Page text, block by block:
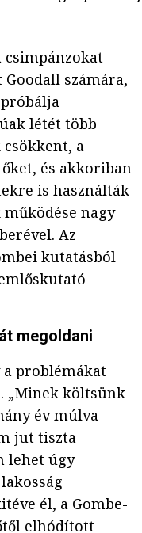
–
számára,
létét több
a
és akkoriban
is használták
nagy
Az
kutatásból
megoldani
problémákat
„Minek költsünk
év múlva
jut tiszta
lehet úgy
él, a Gombe-
elhódított